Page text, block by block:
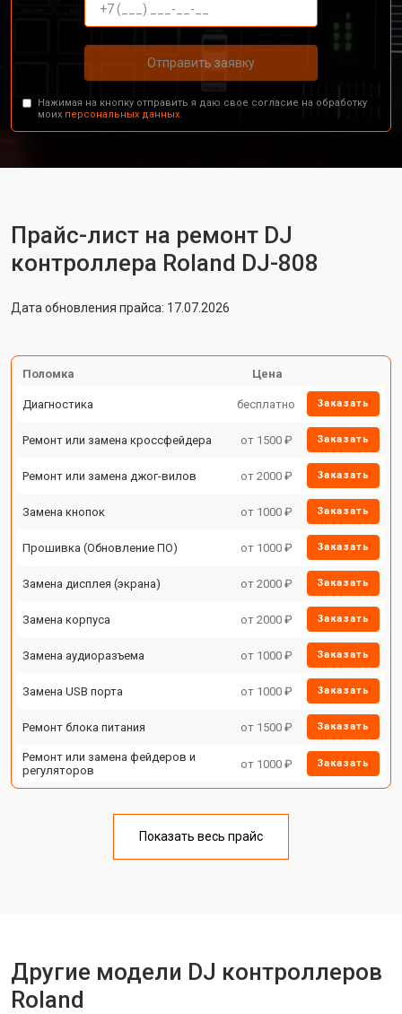
Отправить заявку
Нажимая на кнопку отправить я даю свое согласие на обработку
моих персональных данных.
Прайс-лист на ремонт DJ
контроллера Roland DJ-808
Дата обновления прайса: 17.07.2026
Поломка Цена
Диагностика бесплатно Заказать
Ремонт или замена кроссфейдера от 1500 ₽ Заказать
Ремонт или замена джог-вилов от 2000 ₽ Заказать
Замена кнопок от 1000 ₽ Заказать
Прошивка (Обновление ПО) от 1000 ₽ Заказать
Замена дисплея (экрана) от 2000 ₽ Заказать
Замена корпуса от 2000 ₽ Заказать
Замена аудиоразъема от 1000 ₽ Заказать
Замена USB порта от 1000 ₽ Заказать
Ремонт блока питания от 1500 ₽ Заказать
Ремонт или замена фейдеров и
регуляторов
от 1000 ₽ Заказать
Показать весь прайс
Другие модели DJ контроллеров
Roland